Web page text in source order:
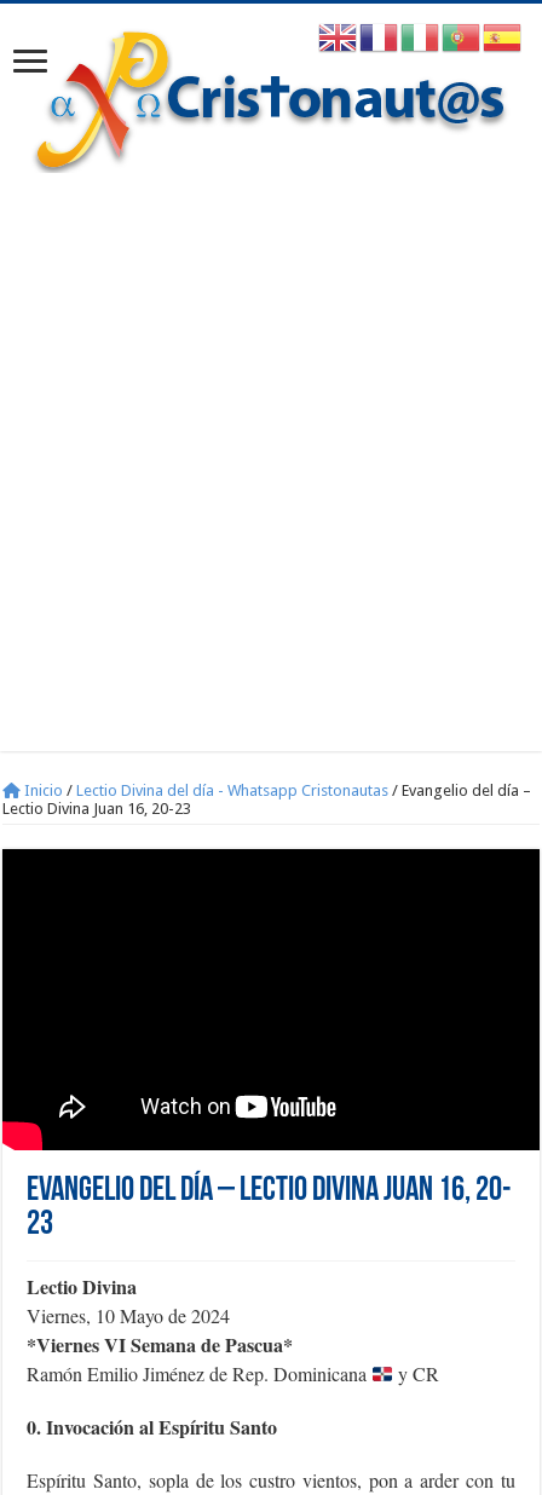
Inicio / Lectio Divina del día - Whatsapp Cristonautas / Evangelio del día –
Lectio Divina Juan 16, 20-23
Evangelio del día – Lectio Divina Juan 16, 20-
23
Lectio Divina
Viernes, 10 Mayo de 2024
*Viernes VI Semana de Pascua*
Ramón Emilio Jiménez de Rep. Dominicana y CR
0. Invocación al Espíritu Santo
Espíritu Santo, sopla de los custro vientos, pon a arder con tu